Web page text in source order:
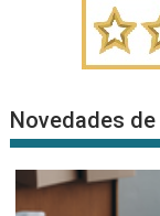
Novedades